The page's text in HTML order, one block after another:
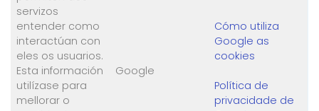
servizos
entender como
interactúan con
eles os usuarios.
Esta información
utilízase para
mellorar o
Google
Cómo utiliza
Google as
cookies
Política de
privacidade de